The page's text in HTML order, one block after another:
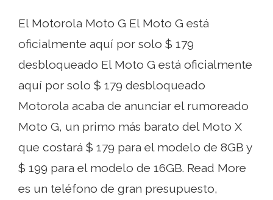
El Motorola Moto G El Moto G está
oficialmente aquí por solo $ 179
desbloqueado El Moto G está oficialmente
aquí por solo $ 179 desbloqueado
Motorola acaba de anunciar el rumoreado
Moto G, un primo más barato del Moto X
que costará $ 179 para el modelo de 8GB y
$ 199 para el modelo de 16GB. Read More
es un teléfono de gran presupuesto,